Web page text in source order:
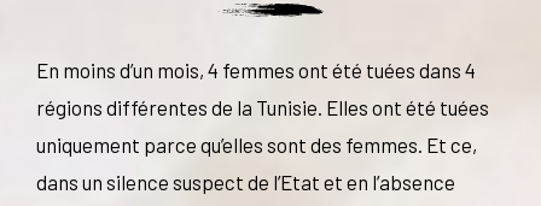
En moins d’un mois, 4 femmes ont été tuées dans 4
régions différentes de la Tunisie. Elles ont été tuées
uniquement parce qu’elles sont des femmes. Et ce,
dans un silence suspect de l’Etat et en l’absence